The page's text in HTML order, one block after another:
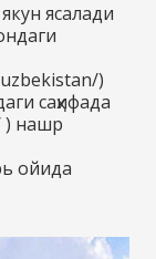
ясалади
)
саҳифада
) нашр
ойида